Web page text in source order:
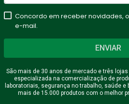
Seu nome
Endereço de email
Escreva uma avaliação
Concordo em receber novidades,
e-mail.
ENVIAR
São mais de 30 anos de mercado e três lojas
especializada na comercialização de
laboratoriais, segurança no trabalho, saúde
mais de 15.000 produtos com o melhor